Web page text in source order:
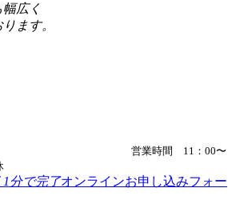
広く
ます。
営業時間 11：00〜
1分で完了オンラインお申し込みフォー